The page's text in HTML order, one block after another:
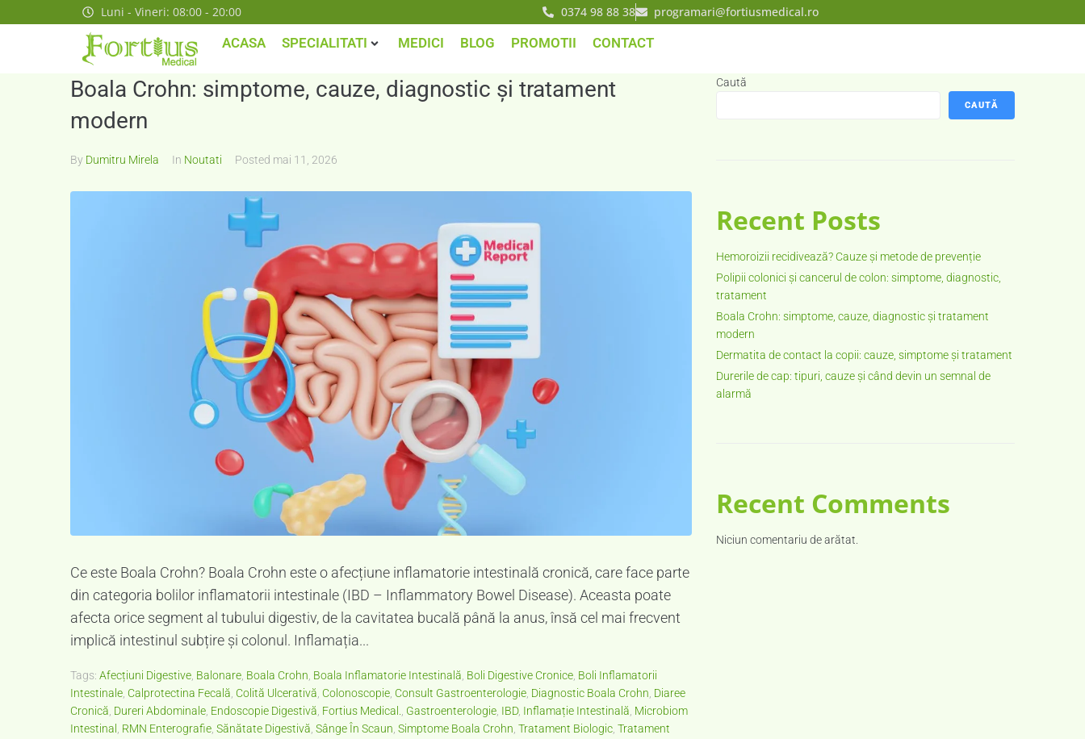
Luni - Vineri: 08:00 - 20:00 0374 98 88 38 programari@fortiusmedical.ro
ACASA SPECIALITATI MEDICI BLOG PROMOTII CONTACT
Boala Crohn: simptome, cauze, diagnostic și tratament
modern
By Dumitru Mirela In Noutati Posted mai 11, 2026
Ce este Boala Crohn? Boala Crohn este o afecțiune inflamatorie intestinală cronică, care face parte
din categoria bolilor inflamatorii intestinale (IBD – Inflammatory Bowel Disease). Aceasta poate
afecta orice segment al tubului digestiv, de la cavitatea bucală până la anus, însă cel mai frecvent
implică intestinul subțire și colonul. Inflamația...
Tags: Afecțiuni Digestive, Balonare, Boala Crohn, Boala Inflamatorie Intestinală, Boli Digestive Cronice, Boli Inflamatorii
Intestinale, Calprotectina Fecală, Colită Ulcerativă, Colonoscopie, Consult Gastroenterologie, Diagnostic Boala Crohn, Diaree
Cronică, Dureri Abdominale, Endoscopie Digestivă, Fortius Medical., Gastroenterologie, IBD, Inflamație Intestinală, Microbiom
Intestinal , RMN Enterografie, Sănătate Digestivă, Sânge În Scaun, Simptome Boala Crohn, Tratament Biologic, Tratament
Caută
CAUTĂ
Recent Posts
Hemoroizii recidivează? Cauze și metode de prevenție
Polipii colonici și cancerul de colon: simptome, diagnostic,
tratament
Boala Crohn: simptome, cauze, diagnostic și tratament
modern
Dermatita de contact la copii: cauze, simptome și tratament
Durerile de cap: tipuri, cauze și când devin un semnal de
alarmă
Recent Comments
Niciun comentariu de arătat.